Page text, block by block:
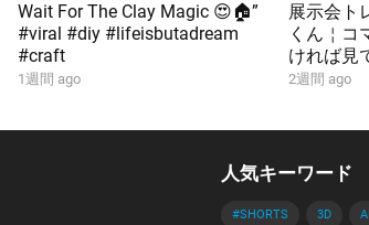
Wait For The Clay Magic 😍🏠”
#viral #diy #lifeisbutadream
#craft
1週間 ago
展示会ト
くん￤コ
ければ見
す #から
2週間 ago
人気キーワード
#SHORTS 3D